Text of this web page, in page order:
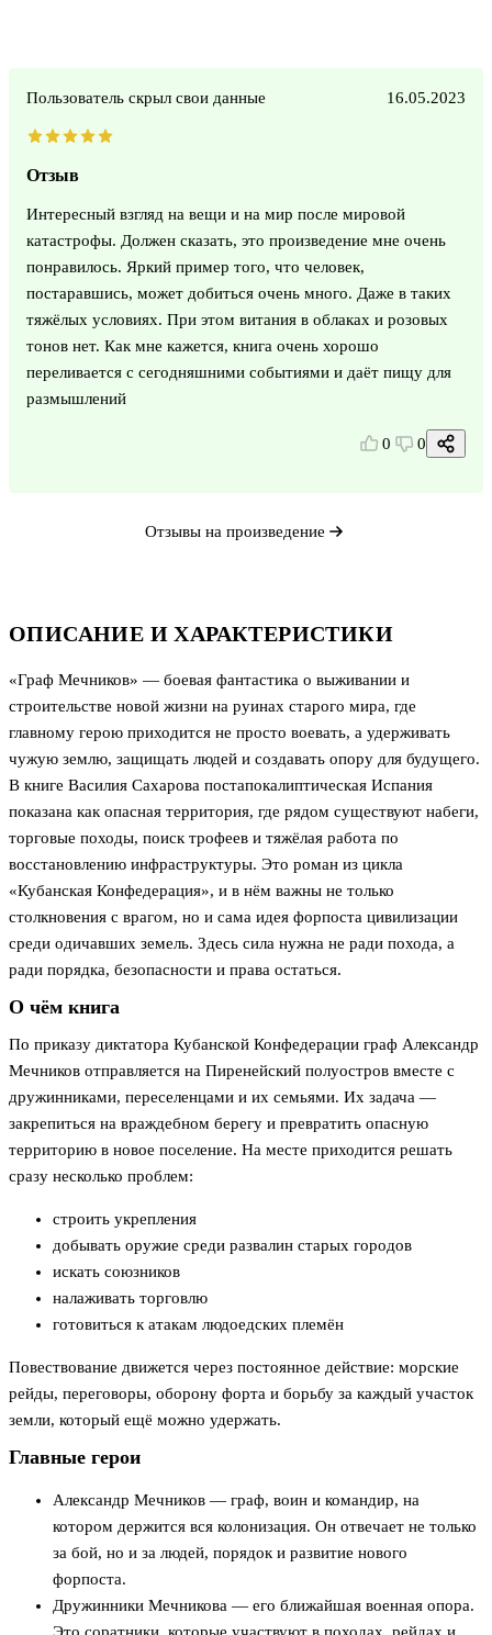
ОПИСАНИЕ И ХАРАКТЕРИСТИКИ
«Граф Мечников» — боевая фантастика о выживании и
строительстве новой жизни на руинах старого мира, где
главному герою приходится не просто воевать, а удерживать
чужую землю, защищать людей и создавать опору для будущего.
В книге Василия Сахарова постапокалиптическая Испания
показана как опасная территория, где рядом существуют набеги,
торговые походы, поиск трофеев и тяжёлая работа по
восстановлению инфраструктуры. Это роман из цикла
«Кубанская Конфедерация», и в нём важны не только
столкновения с врагом, но и сама идея форпоста цивилизации
среди одичавших земель. Здесь сила нужна не ради похода, а
ради порядка, безопасности и права остаться.
О чём книга
По приказу диктатора Кубанской Конфедерации граф Александр
Мечников отправляется на Пиренейский полуостров вместе с
дружинниками, переселенцами и их семьями. Их задача —
закрепиться на враждебном берегу и превратить опасную
территорию в новое поселение. На месте приходится решать
сразу несколько проблем:
строить укрепления
добывать оружие среди развалин старых городов
искать союзников
налаживать торговлю
готовиться к атакам людоедских племён
Повествование движется через постоянное действие: морские
рейды, переговоры, оборону форта и борьбу за каждый участок
земли, который ещё можно удержать.
Главные герои
Александр Мечников — граф, воин и командир, на
котором держится вся колонизация. Он отвечает не только
за бой, но и за людей, порядок и развитие нового
форпоста.
Дружинники Мечникова — его ближайшая военная опора.
Пользователь скрыл свои данные 16.05.2023
Отзыв
Интересный взгляд на вещи и на мир после мировой
катастрофы. Должен сказать, это произведение мне очень
понравилось. Яркий пример того, что человек,
постаравшись, может добиться очень много. Даже в таких
тяжёлых условиях. При этом витания в облаках и розовых
тонов нет. Как мне кажется, книга очень хорошо
переливается с сегодняшними событиями и даёт пищу для
размышлений
0 0
Отзывы на произведение